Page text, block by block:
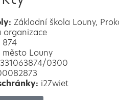
Základní škola Louny,
organizace
874
město Louny
331063874/0300
i27wiet